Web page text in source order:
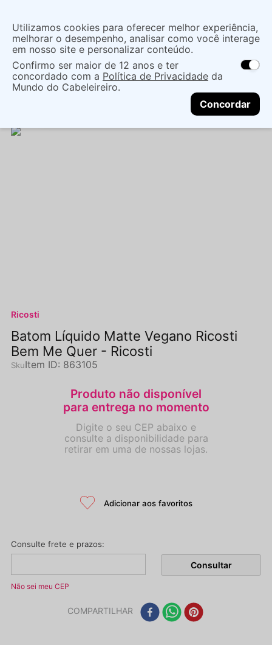
localização
As ofertas e opções de entrega variam de
acordo com a região.Não sei meu CEP
CONTINUAR
O que você procura?
Maquiagem Boca Batom Bastão
BATOM
LÍQUIDO MATTE VEGANO RICOSTI BEM ME QUER -
Ricosti
Batom Líquido Matte Vegano Ricosti
Bem Me Quer - Ricosti
Item ID: 863105
Não sei meu CEP
COMPARTILHAR
Utilizamos cookies para oferecer melhor experiência,
melhorar o desempenho, analisar como você interage
em nosso site e personalizar conteúdo.
Confirmo ser maior de 12 anos e ter
concordado com a Política de Privacidade da
Mundo do Cabeleireiro.
Concordar